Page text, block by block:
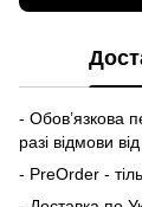
- Обов’язкова
разі відмови
- PreOrder -